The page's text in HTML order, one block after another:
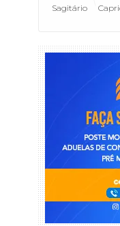
Sagitário